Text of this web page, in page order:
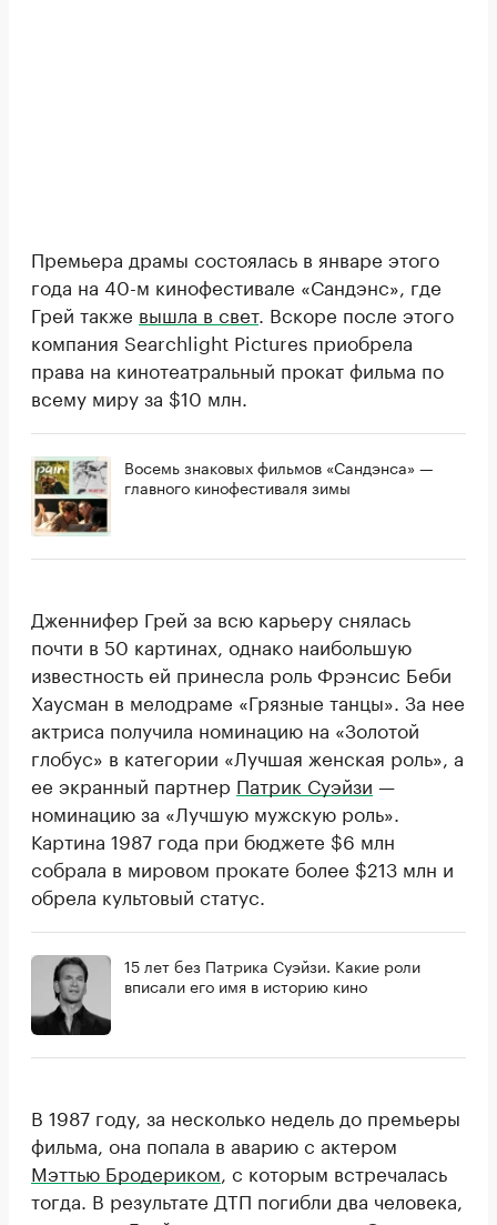
Премьера драмы состоялась в январе этого
года на 40-м кинофестивале «Сандэнс», где
Грей также вышла в свет. Вскоре после этого
компания Searchlight Pictures приобрела
права на кинотеатральный прокат фильма по
всему миру за $10 млн.
Восемь знаковых фильмов «Сандэнса» —
главного кинофестиваля зимы
Дженнифер Грей за всю карьеру снялась
почти в 50 картинах, однако наибольшую
известность ей принесла роль Фрэнсис Беби
Хаусман в мелодраме «Грязные танцы». За нее
актриса получила номинацию на «Золотой
глобус» в категории «Лучшая женская роль», а
ее экранный партнер Патрик Суэйзи —
номинацию за «Лучшую мужскую роль».
Картина 1987 года при бюджете $6 млн
собрала в мировом прокате более $213 млн и
обрела культовый статус.
15 лет без Патрика Суэйзи. Какие роли
вписали его имя в историю кино
В 1987 году, за несколько недель до премьеры
фильма, она попала в аварию с актером
Мэттью Бродериком , с которым встречалась
тогда. В результате ДТП погибли два человека,